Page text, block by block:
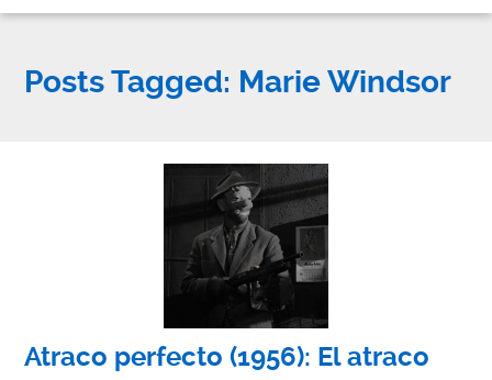
Posts Tagged: Marie Windsor
Atraco perfecto (1956): El atraco